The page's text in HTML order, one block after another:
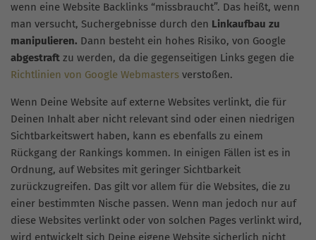
wenn eine Website Backlinks “missbraucht”. Das heißt, wenn
man versucht, Suchergebnisse durch den Linkaufbau zu
manipulieren. Dann besteht ein hohes Risiko, von Google
abgestraft zu werden, da die gegenseitigen Links gegen die
Richtlinien von Google Webmasters verstoßen.
Wenn Deine Website auf externe Websites verlinkt, die für
Deinen Inhalt aber nicht relevant sind oder einen niedrigen
Sichtbarkeitswert haben, kann es ebenfalls zu einem
Rückgang der Rankings kommen. In einigen Fällen ist es in
Ordnung, auf Websites mit geringer Sichtbarkeit
zurückzugreifen. Das gilt vor allem für die Websites, die zu
einer bestimmten Nische passen. Wenn man jedoch nur auf
diese Websites verlinkt oder von solchen Pages verlinkt wird,
wird entwickelt sich Deine eigene Website sicherlich nicht